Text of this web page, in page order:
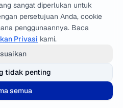
sangat diperlukan untuk
persetujuan Anda, cookie
penggunaannya. Baca
Privasi kami.
tidak penting
semua